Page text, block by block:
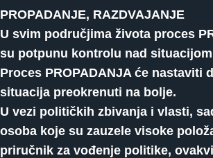
PROPADANJE, RAZDVAJANJE
U svim područjima života proces
su potpunu kontrolu nad
Proces PROPADANJA će
situacija preokrenuti na bolje.
U vezi političkih zbivanja i vlasti,
osoba koje su zauzele visoke
priručnik za vođenje politike,